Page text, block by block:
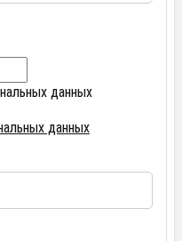
данных
данных